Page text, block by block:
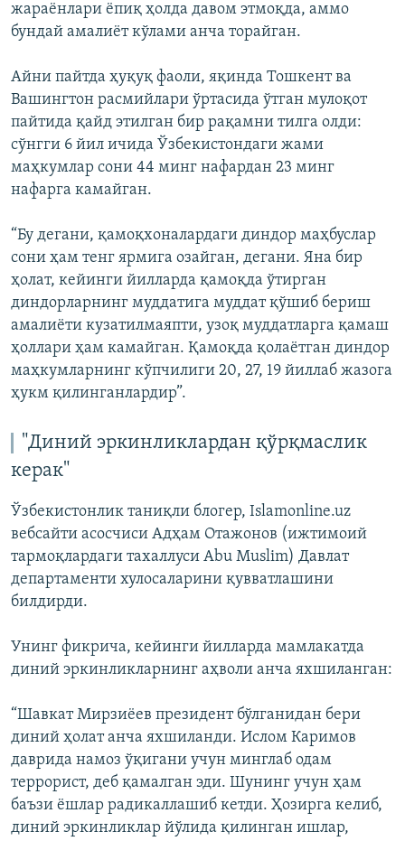
жараёнлари ёпиқ ҳолда давом этмоқда, аммо
бундай амалиёт кўлами анча торайган.
Айни пайтда ҳуқуқ фаоли, яқинда Тошкент ва
Вашингтон расмийлари ўртасида ўтган мулоқот
пайтида қайд этилган бир рақамни тилга олди:
сўнгги 6 йил ичида Ўзбекистондаги жами
маҳкумлар сони 44 минг нафардан 23 минг
нафарга камайган.
“Бу дегани, қамоқхоналардаги диндор маҳбуслар
сони ҳам тенг ярмига озайган, дегани. Яна бир
ҳолат, кейинги йилларда қамоқда ўтирган
диндорларнинг муддатига муддат қўшиб бериш
амалиёти кузатилмаяпти, узоқ муддатларга қамаш
ҳоллари ҳам камайган. Қамоқда қолаётган диндор
маҳкумларнинг кўпчилиги 20, 27, 19 йиллаб жазога
ҳукм қилинганлардир”.
"Диний эркинликлардан қўрқмаслик
керак"
Ўзбекистонлик таниқли блогер, Islamonline.uz
вебсайти асосчиси Адҳам Отажонов (ижтимоий
тармоқлардаги тахаллуси Abu Muslim) Давлат
департаменти хулосаларини қувватлашини
билдирди.
Унинг фикрича, кейинги йилларда мамлакатда
диний эркинликларнинг аҳволи анча яхшиланган:
“Шавкат Мирзиёев президент бўлганидан бери
диний ҳолат анча яхшиланди. Ислом Каримов
даврида намоз ўқигани учун минглаб одам
террорист, деб қамалган эди. Шунинг учун ҳам
баъзи ёшлар радикаллашиб кетди. Ҳозирга келиб,
диний эркинликлар йўлида қилинган ишлар,